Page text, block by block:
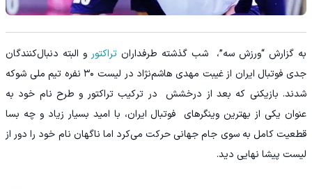
به گزارش “ورزش سه”، شب گذشته طرفداران تراکتور و البته دنبال‌کنندگان
جدی فوتبال ایران از غیبت مهدی هاشم‌نژاد در لیست ۳۰ نفره تیم ملی شوکه
شدند. بازیکنی که بعد از درخشش در ترکیب تراکتور و طرح نام خود به
عنوان یکی از بهترین وینگرهای فوتبال ایران، با امید بسیار زیاد و چه بسا
قطعیت کامل به سوی جام جهانی حرکت می‌کرد اما ناگهان نام خود را دور از
لیست پیشا نهایی دید.